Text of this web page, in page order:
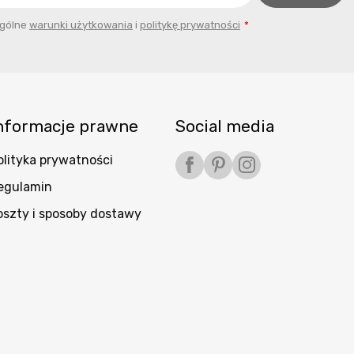
warunki użytkowania i politykę prywatności
prawne
prywatności
i sposoby dostawy
Social media
Facebook
PinterestInstagram